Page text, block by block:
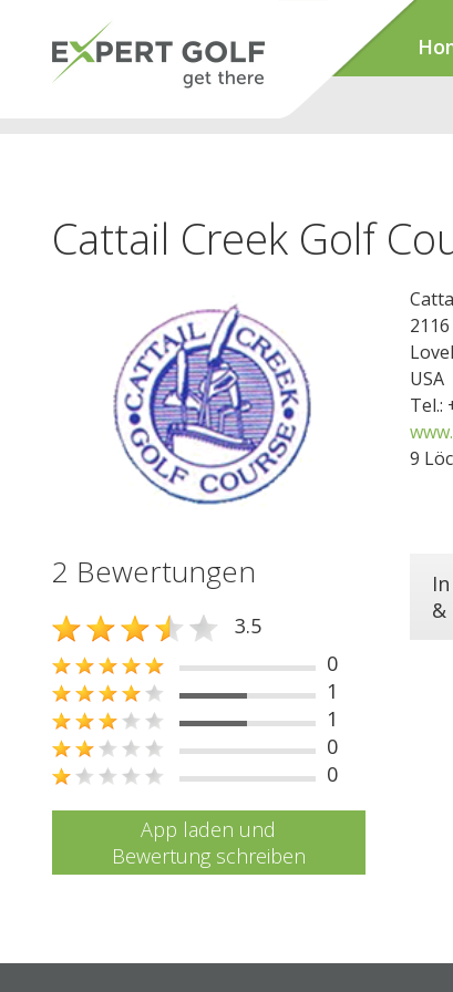
Cattail Creek Golf
USA
Tel.:
9
2 Bewertungen
3.5
0
1
1
0
0
App laden und
Bewertung schreiben
&